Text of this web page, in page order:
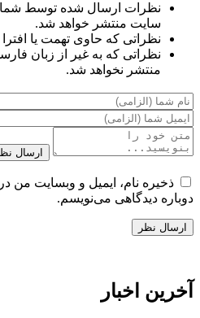
نظرات ارسال شده توسط
سایت منتشر خواهد شد.
نظراتی که حاوی تهمت یا
نظراتی که به غیر از زبان
منتشر نخواهد شد.
ارسال
ذخیره نام، ایمیل و وبسایت من
دوباره دیدگاهی می‌نویسم.
آخرین اخبار